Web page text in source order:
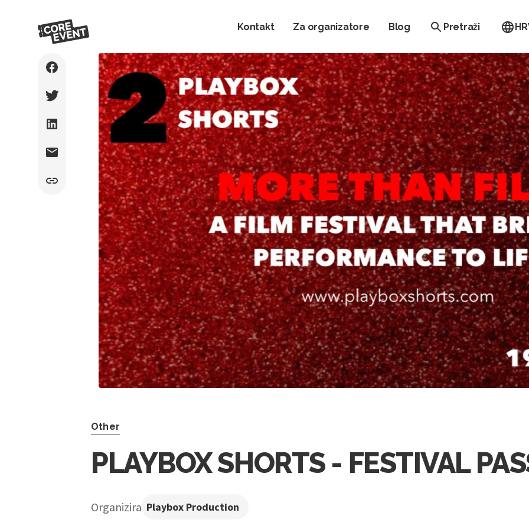
Kontakt Za organizatore Blog Pretraži
Other
PLAYBOX SHORTS - FESTIVAL
Organizira Playbox Production